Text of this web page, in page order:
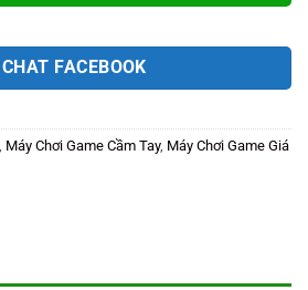
CHAT FACEBOOK
Máy Chơi Game Cầm Tay, Máy Chơi Game Giá